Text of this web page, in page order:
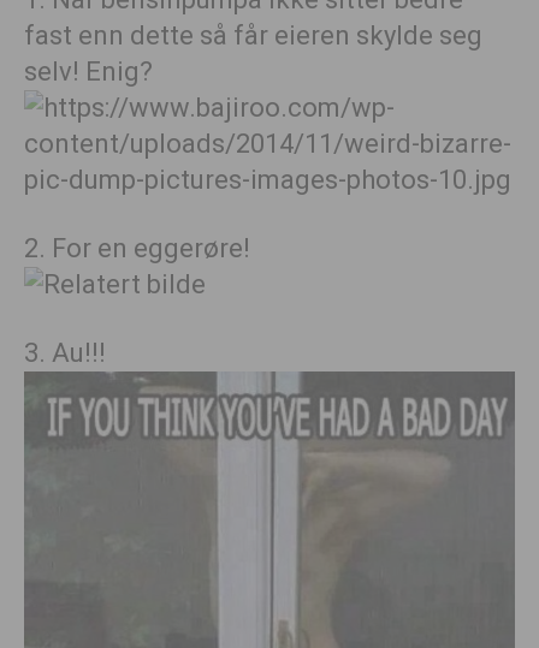
fast enn dette så får eieren skylde seg
selv! Enig?
2. For en eggerøre!
3. Au!!!